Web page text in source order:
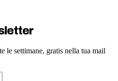
le settimane, gratis nella tua mail